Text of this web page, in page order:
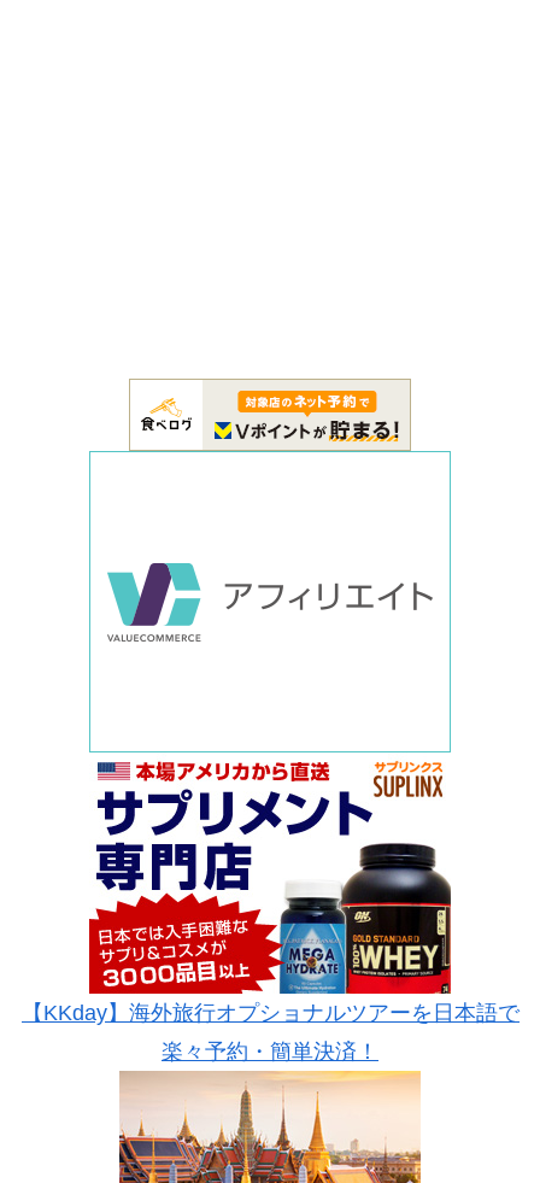
【KKday】海外旅行オプショナルツアーを日本語で
楽々予約・簡単決済！